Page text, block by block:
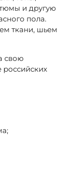
и другую
пола.
ткани, шьем
свою